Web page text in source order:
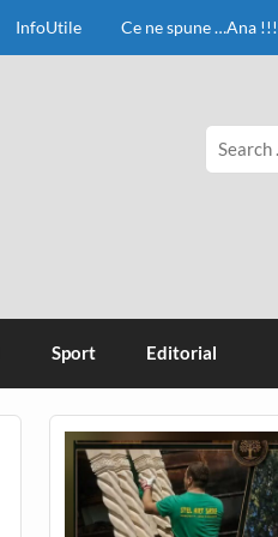
InfoUtile Ce ne spune …Ana !!!
Sport Editorial